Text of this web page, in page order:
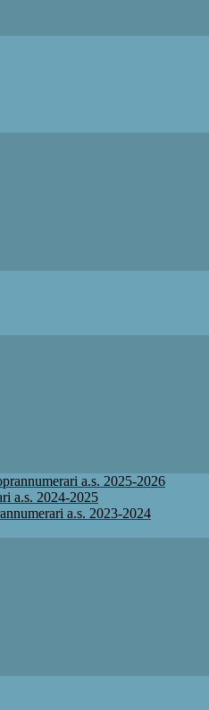
a.s. 2025-2026
a.s. 2024-2025
a.s. 2023-2024